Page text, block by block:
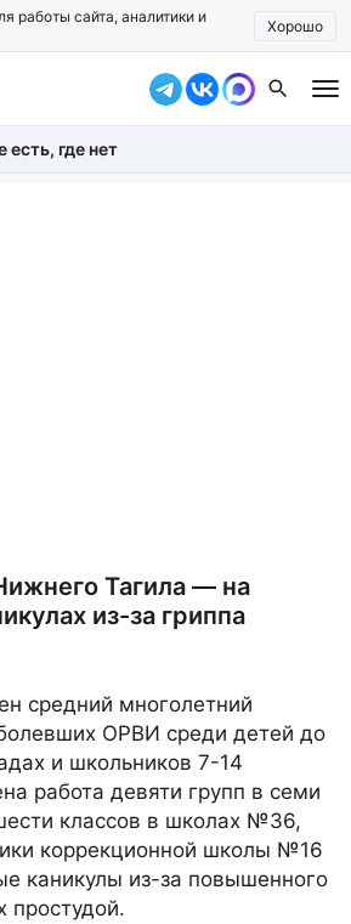
работы сайта, аналитики и
Хорошо
есть, где нет
Тагила — на
из-за гриппа
средний многолетний
ОРВИ среди детей до
и школьников 7-14
работа девяти групп в семи
классов в школах №36,
коррекционной школы №16
каникулы из-за повышенного
простудой.